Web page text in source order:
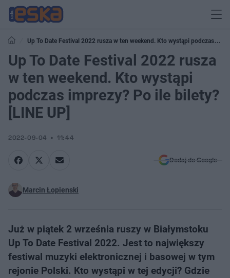
Up To Date Festival 2022 rusza w ten weekend. Kto wystąpi podczas
imprezy? Po ile bilety? [LINE UP]
Up To Date Festival 2022 rusza
w ten weekend. Kto wystąpi
podczas imprezy? Po ile bilety?
[LINE UP]
2022-09-04 11:44
Dodaj do Google
Marcin Łopienski
Już w piątek 2 września ruszy w Białymstoku
Up To Date Festival 2022. Jest to największy
festiwal muzyki elektronicznej i basowej w tym
rejonie Polski. Kto wystąpi w tej edycji? Gdzie